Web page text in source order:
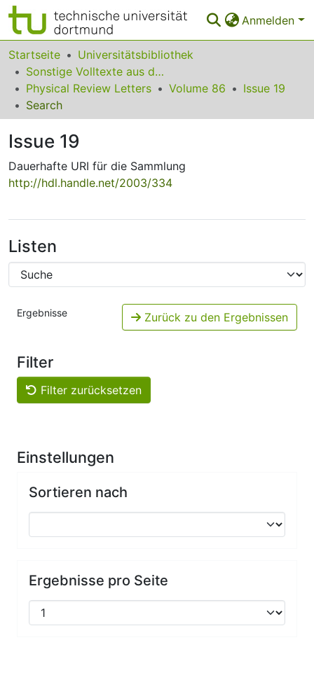
Anmelden
Bereiche & Sammlungen
Das gesamte Repositorium
Statistiken
FAQ
Leitlinien
Zurück zur Startseite
Startseite
Universitätsbibliothek
Sonstige Volltexte aus dem Bibliotheksangebot
Physical Review Letters
Volume 86
Issue 19
Search
Issue 19
Dauerhafte URI für die Sammlung
http://hdl.handle.net/2003/334
Listen
Ergebnisse Zurück zu den Ergebnissen
Filter
Filter zurücksetzen
Einstellungen
Sortieren nach
Ergebnisse pro Seite